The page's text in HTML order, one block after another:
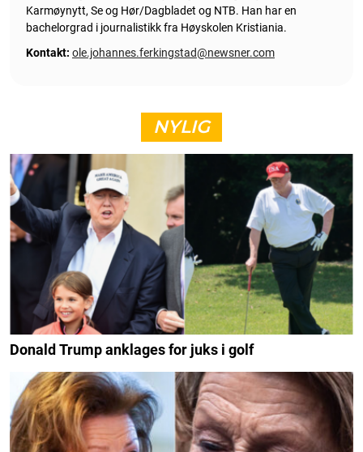
Karmøynytt, Se og Hør/Dagbladet og NTB. Han har en
bachelorgrad i journalistikk fra Høyskolen Kristiania.
Kontakt: ole.johannes.ferkingstad@newsner.com
NYLIG
Donald Trump anklages for juks i golf